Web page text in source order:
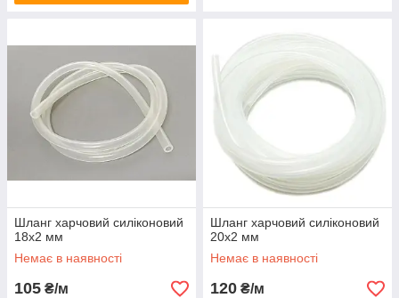
Шланг харчовий силіконовий
18х2 мм
Немає в наявності
105 ₴/м
Шланг харчовий силіконовий
20х2 мм
Немає в наявності
120 ₴/м